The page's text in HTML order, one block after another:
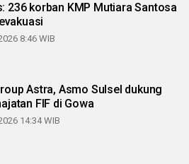
236 korban KMP Mutiara Santosa
8:46 WIB
Astra, Asmo Sulsel dukung
FIF di Gowa
14:34 WIB